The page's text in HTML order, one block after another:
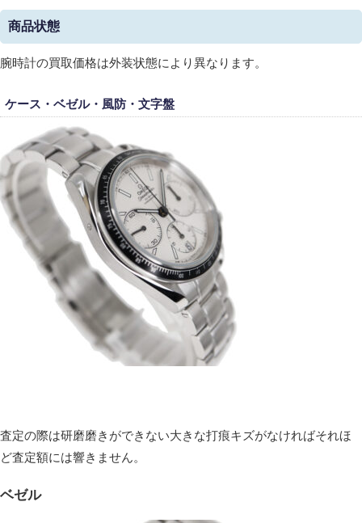
商品状態
腕時計の買取価格は外装状態により異なります。
ケース・ベゼル・風防・文字盤
査定の際は研磨磨きができない大きな打痕キズがなければそれほ
ど査定額には響きません。
ベゼル